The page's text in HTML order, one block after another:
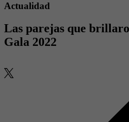
Actualidad
Las parejas que
Gala 2022